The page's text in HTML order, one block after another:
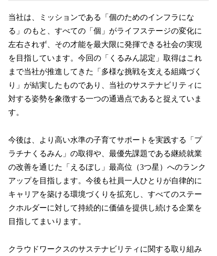
当社は、ミッションである「個のためのインフラにな
る」のもと、すべての「個」がライフステージの変化に
左右されず、その才能を最大限に発揮できる社会の実現
を目指しています。今回の「くるみん認定」取得はこれ
まで当社が推進してきた「多様な挑戦を支える組織づく
り」が結実したものであり、当社のサステナビリティに
対する姿勢を象徴する一つの通過点であると捉えていま
す。
今後は、より高い水準の子育てサポートを実践する「プ
ラチナくるみん」の取得や、最優先課題である継続就業
の改善を通じた「えるぼし」最高位（3つ星）へのランク
アップを目指します。今後も社員一人ひとりが自律的に
キャリアを築ける環境づくりを拡充し、すべてのステー
クホルダーに対して持続的に価値を提供し続ける企業を
目指してまいります。
クラウドワークスのサステナビリティに関する取り組み